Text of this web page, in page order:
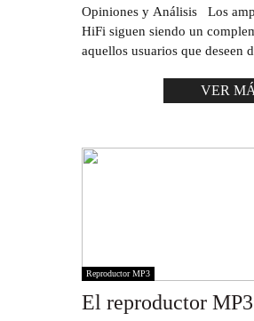
Opiniones y Análisis Los
HiFi siguen siendo un
aquellos usuarios que deseen
VER
Reproductor MP3
El reproductor